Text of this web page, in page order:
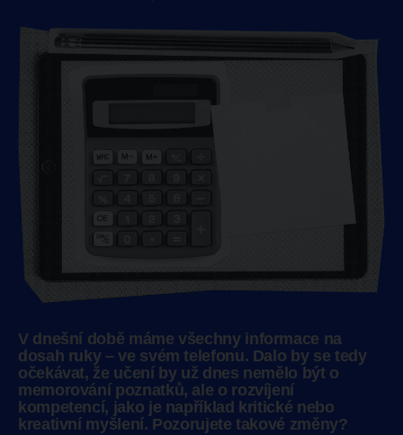
V dnešní době máme všechny informace na
dosah ruky – ve svém telefonu. Dalo by se tedy
očekávat, že učení by už dnes nemělo být o
memorování poznatků, ale o rozvíjení
kompetencí, jako je například kritické nebo
kreativní myšlení. Pozorujete takové změny?